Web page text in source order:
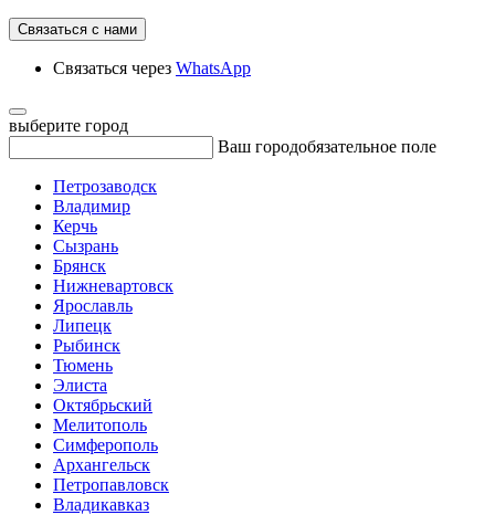
Связаться с нами
Связаться через WhatsApp
выберите город
Ваш городобязательное поле
Петрозаводск
Владимир
Керчь
Сызрань
Брянск
Нижневартовск
Ярославль
Липецк
Рыбинск
Тюмень
Элиста
Октябрьский
Мелитополь
Симферополь
Архангельск
Петропавловск
Владикавказ